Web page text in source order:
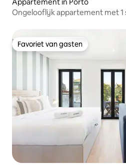
Ongelooflijk appartement met 1
Favoriet van gasten
Favoriet van gasten